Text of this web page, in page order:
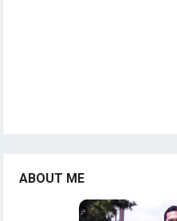
ABOUT ME